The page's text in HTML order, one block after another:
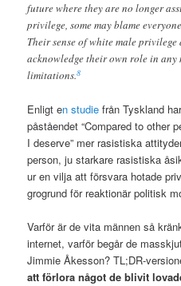
future where they are no longer
privilege, some may blame
Their sense of white male privilege
acknowledge their own role in any
limitations.8
Enligt en studie från Tyskland
påståendet “Compared to other
I deserve” mer rasistiska
person, ju starkare rasistiska
ur en vilja att försvara hotade
grogrund för reaktionär politisk
Varför är de vita männen så
internet, varför begår de
Jimmie Åkesson? TL;DR-
att förlora något de blivit